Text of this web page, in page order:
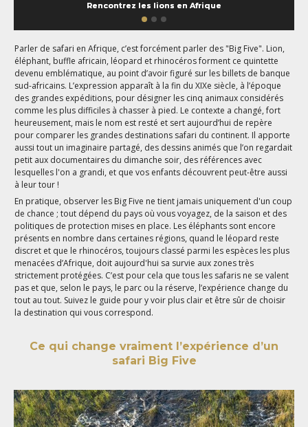
Rencontrez les lions en Afrique
Parler de safari en Afrique, c’est forcément parler des "Big Five". Lion,
éléphant, buffle africain, léopard et rhinocéros forment ce quintette
devenu emblématique, au point d’avoir figuré sur les billets de banque
sud-africains. L’expression apparaît à la fin du XIXe siècle, à l’époque
des grandes expéditions, pour désigner les cinq animaux considérés
comme les plus difficiles à chasser à pied. Le contexte a changé, fort
heureusement, mais le nom est resté et sert aujourd’hui de repère
pour comparer les grandes destinations safari du continent. Il apporte
aussi tout un imaginaire partagé, des dessins animés que l’on regardait
petit aux documentaires du dimanche soir, des références avec
lesquelles l'on a grandi, et que vos enfants découvrent peut-être aussi
à leur tour !
En pratique, observer les Big Five ne tient jamais uniquement d'un coup
de chance ; tout dépend du pays où vous voyagez, de la saison et des
politiques de protection mises en place. Les éléphants sont encore
présents en nombre dans certaines régions, quand le léopard reste
discret et que le rhinocéros, toujours classé parmi les espèces les plus
menacées d’Afrique, doit aujourd'hui sa survie aux zones très
strictement protégées. C’est pour cela que tous les safaris ne se valent
pas et que, selon le pays, le parc ou la réserve, l’expérience change du
tout au tout. Suivez le guide pour y voir plus clair et être sûr de choisir
la destination qui vous correspond.
Ce qui change vraiment l’expérience d’un
safari Big Five